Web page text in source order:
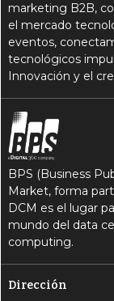
marketing B2B,
el mercado
eventos,
tecnológicos
Innovación y el
BPS (Business
Market, forma
DCM es el lugar
mundo del data
computing.
Dirección